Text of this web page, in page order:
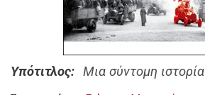
Υπότιτλος Μια σύντομη ιστορία